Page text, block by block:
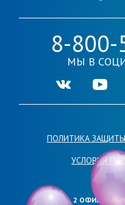
8-800-
МЫ В
Ссылка на нашу
Ссылка
ПОЛИТИКА
УСЛОВИЯ
2